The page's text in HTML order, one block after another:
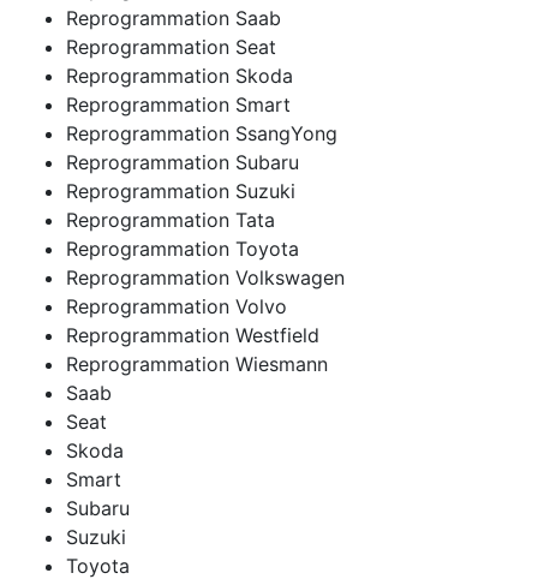
Reprogrammation Saab
Reprogrammation Seat
Reprogrammation Skoda
Reprogrammation Smart
Reprogrammation SsangYong
Reprogrammation Subaru
Reprogrammation Suzuki
Reprogrammation Tata
Reprogrammation Toyota
Reprogrammation Volkswagen
Reprogrammation Volvo
Reprogrammation Westfield
Reprogrammation Wiesmann
Saab
Seat
Skoda
Smart
Subaru
Suzuki
Toyota